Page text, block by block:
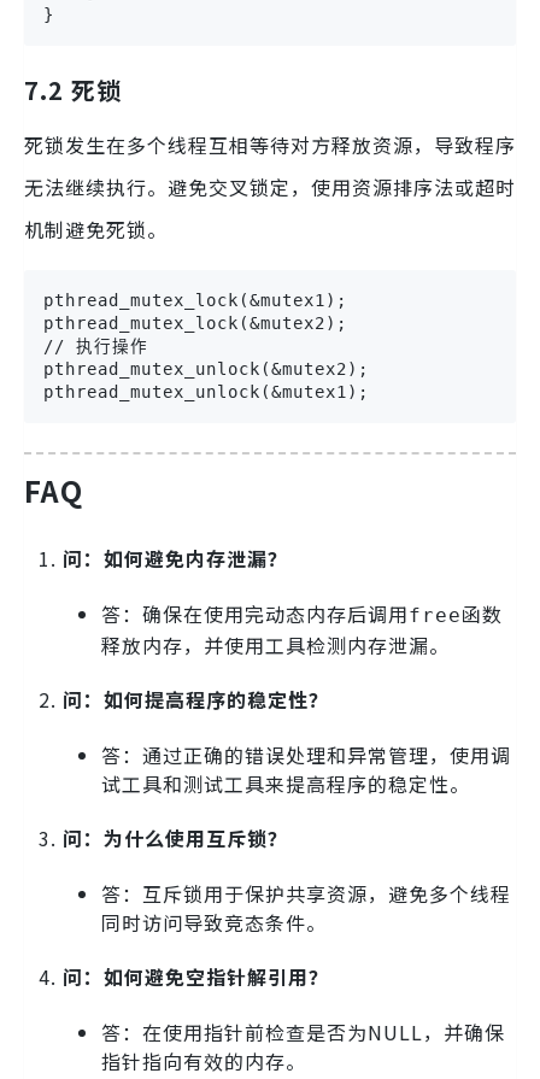
}
7.2 死锁
死锁发生在多个线程互相等待对方释放资源，导致程序
无法继续执行。避免交叉锁定，使用资源排序法或超时
机制避免死锁。
pthread_mutex_lock(&mutex1);
pthread_mutex_lock(&mutex2);
// 执行操作
pthread_mutex_unlock(&mutex2);
pthread_mutex_unlock(&mutex1);
FAQ
问：如何避免内存泄漏？
答：确保在使用完动态内存后调用free函数
释放内存，并使用工具检测内存泄漏。
问：如何提高程序的稳定性？
答：通过正确的错误处理和异常管理，使用调
试工具和测试工具来提高程序的稳定性。
问：为什么使用互斥锁？
答：互斥锁用于保护共享资源，避免多个线程
同时访问导致竞态条件。
问：如何避免空指针解引用？
答：在使用指针前检查是否为NULL，并确保
指针指向有效的内存。